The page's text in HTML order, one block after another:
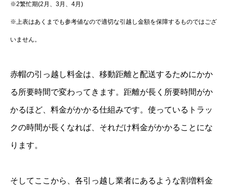
※2繁忙期(2月、3月、4月)
※上表はあくまでも参考値なので適切な引越し金額を保障するものではござ
いません。
赤帽の引っ越し料金は、移動距離と配送するためにかか
る所要時間で変わってきます。距離が長く所要時間がか
かるほど、料金がかかる仕組みです。使っているトラッ
クの時間が長くなれば、それだけ料金がかかることにな
ります。
そしてここから、各引っ越し業者にあるような割増料金